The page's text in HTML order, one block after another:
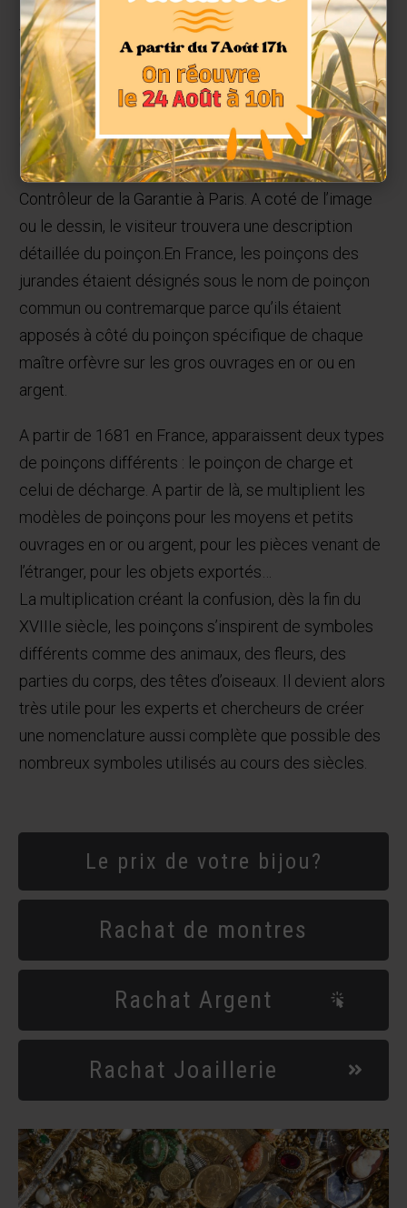
Vous trouverez dans le Dictionnaires des Poinçons
Or et Argent
sur le site Interor.fr la liste complète
présentée sous la forme d’une base de donnée
consultable en ligne 24 h sur 24.
Ce site a transcrit un ouvrage publié en 1924 appelé
« Dictionnaire des Poinçons » écrit par M. Beuque ,
Contrôleur de la Garantie à Paris. A coté de l’image
ou le dessin, le visiteur trouvera une description
détaillée du poinçon. En France, les poinçons des
jurandes étaient désignés sous le nom de poinçon
commun ou contremarque parce qu’ils étaient
apposés à côté du poinçon spécifique de chaque
maître orfèvre sur les gros ouvrages en or ou en
argent.
A partir de 1681 en France, apparaissent deux types
de poinçons différents : le poinçon de charge et
celui de décharge. A partir de là, se multiplient les
modèles de poinçons pour les moyens et petits
ouvrages en or ou argent, pour les pièces venant de
l’étranger, pour les objets exportés…
La multiplication créant la confusion, dès la fin du
XVIIIe siècle, les poinçons s’inspirent de symboles
différents comme des animaux, des fleurs, des
parties du corps, des têtes d’oiseaux. Il devient alors
très utile pour les experts et chercheurs de créer
une nomenclature aussi complète que possible des
nombreux symboles utilisés au cours des siècles.
Le prix de votre bijou?
Rachat de montres
Rachat Argent
Rachat Joaillerie